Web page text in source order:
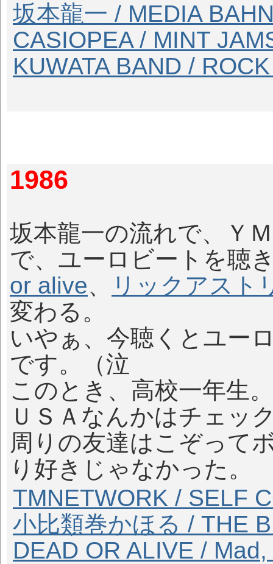
坂本龍一 / MEDIA
CASIOPEA / MINT
KUWATA BAND /
1986
坂本龍一の流れで、Ｙ
で、ユーロビートを聴
or alive、
リックアスト
変わる。
いやぁ、今聴くとユー
です。（泣
このとき、高校一年生
ＵＳＡなんかはチェッ
周りの友達はこぞって
り好きじゃなかった。
TMNETWORK / SELF
小比類巻かほる / THE
DEAD OR ALIVE /